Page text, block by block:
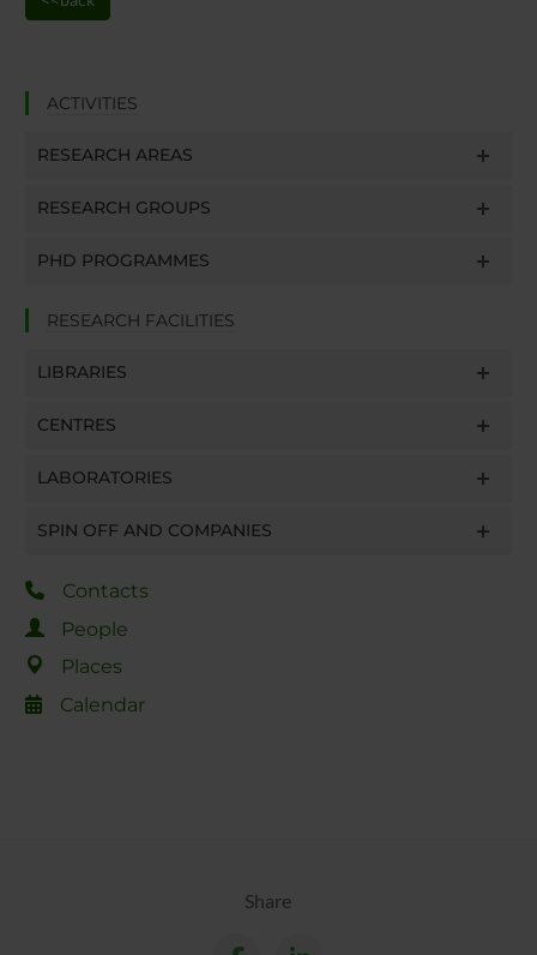
ACTIVITIES
RESEARCH AREAS
RESEARCH GROUPS
PHD PROGRAMMES
RESEARCH FACILITIES
LIBRARIES
CENTRES
LABORATORIES
SPIN OFF AND COMPANIES
Contacts
People
Places
Calendar
Share